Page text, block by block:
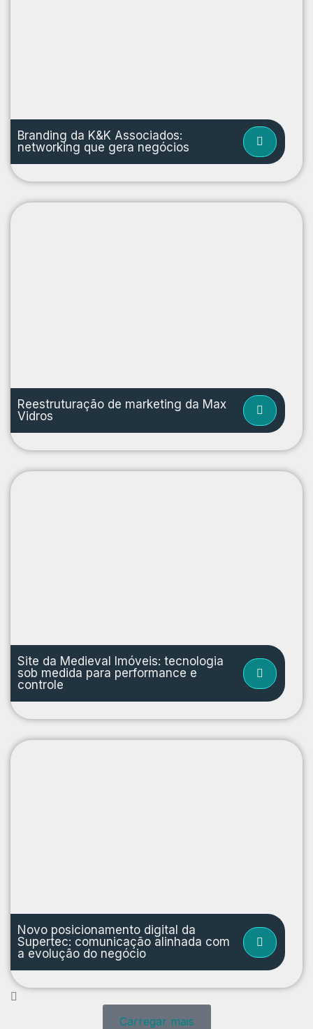
Branding da K&K Associados:
networking que gera negócios
Reestruturação de marketing da Max
Vidros
Site da Medieval Imóveis: tecnologia
sob medida para performance e
controle
Novo posicionamento digital da
Supertec: comunicação alinhada com
a evolução do negócio
Carregar mais